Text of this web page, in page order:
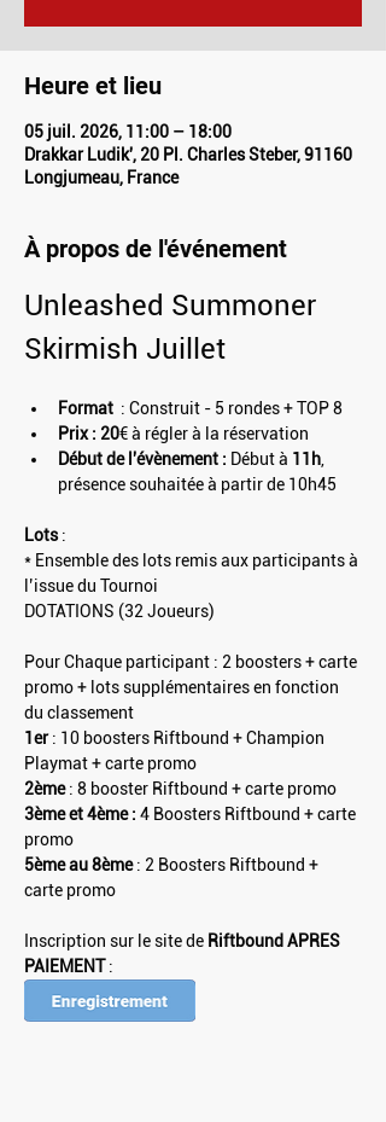
Heure et lieu
05 juil. 2026, 11:00 – 18:00
Drakkar Ludik', 20 Pl. Charles Steber, 91160
Longjumeau, France
À propos de l'événement
Unleashed Summoner
Skirmish Juillet
Format : Construit - 5 rondes + TOP 8
Prix : 20€ à régler à la réservation
Début de l'évènement : Début à 11h
présence souhaitée à partir de 10h45
Lots :
* Ensemble des lots remis aux participants à
l’issue du Tournoi
DOTATIONS (32 Joueurs)
Pour Chaque participant : 2 boosters + carte
promo + lots supplémentaires en fonction
du classement
1er : 10 boosters Riftbound + Champion
Playmat + carte promo
2ème : 8 booster Riftbound + carte promo
3ème et 4ème : 4 Boosters Riftbound + carte
promo
5ème au 8ème : 2 Boosters Riftbound +
carte promo
Inscription sur le site de Riftbound APRES
PAIEMENT :